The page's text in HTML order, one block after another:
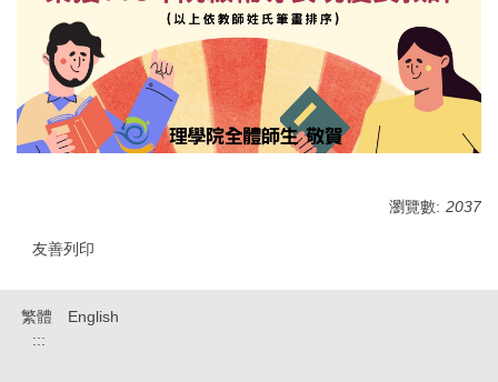
瀏覽數: 2037
友善列印
繁體
English
:::